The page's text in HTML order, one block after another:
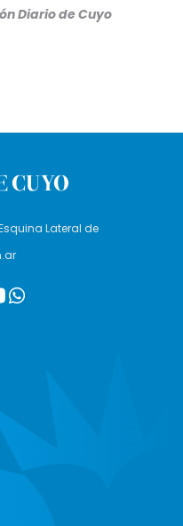
Diario de Cuyo
Lateral de